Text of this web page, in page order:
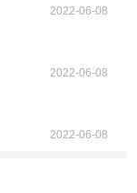
2022-06-08
2022-06-08
2022-06-08